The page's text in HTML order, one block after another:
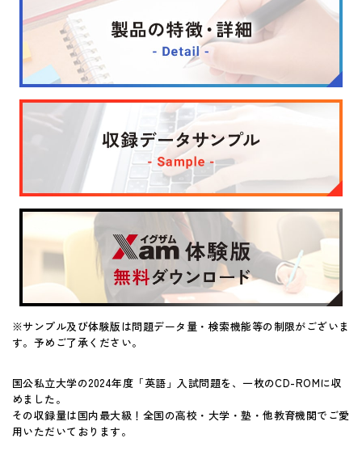
マイページ
※サンプル及び体験版は問題データ量・検索機能等の制限がございま
す。予めご了承ください。
国公私立大学の2024年度「英語」入試問題を、一枚のCD-ROMに収
めました。
その収録量は国内最大級！全国の高校・大学・塾・他教育機関でご愛
用いただいております。